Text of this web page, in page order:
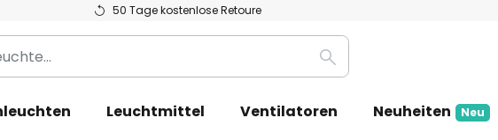
50 Tage kostenlose Retoure
Suche
Leuchtmittel Ventilatoren Neuheiten Neu